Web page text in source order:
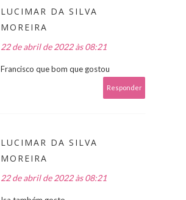
LUCIMAR DA SILVA
MOREIRA
22 de abril de 2022 às 08:21
Francisco que bom que gostou
Responder
LUCIMAR DA SILVA
MOREIRA
22 de abril de 2022 às 08:21